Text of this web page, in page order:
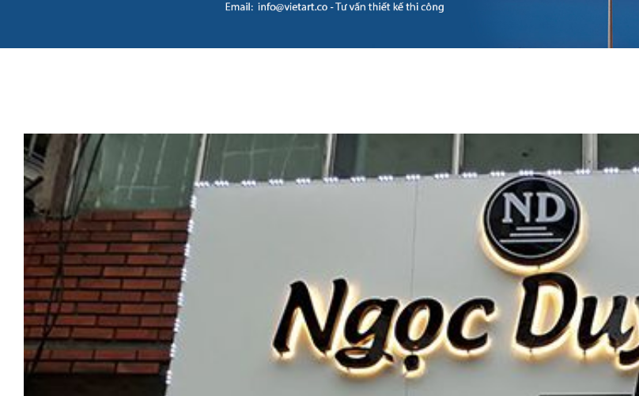
View
Larger
Image